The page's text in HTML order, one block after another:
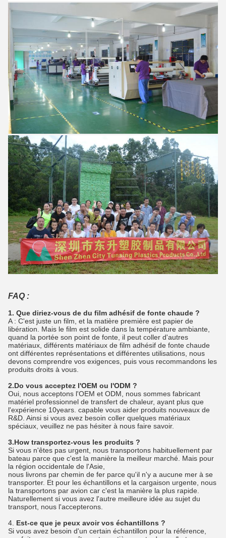
FAQ :
1. Que diriez-vous de du film adhésif de fonte chaude ?
A : C'est juste un film, et la matière première est papier de
libération. Mais le film est solide dans la température ambiante,
quand la portée son point de fonte, il peut coller d'autres
matériaux, différents matériaux de film adhésif de fonte chaude
ont différentes représentations et différentes utilisations, nous
devons comprendre vos exigences, puis vous recommandons les
produits droits à vous.
2.Do vous acceptez l'OEM ou l'ODM ?
Oui, nous acceptons l'OEM et ODM, nous sommes fabricant
matériel professionnel de transfert de chaleur, ayant plus que
l'expérience 10years. capable vous aider produits nouveaux de
R&D. Ainsi si vous avez besoin coller quelques matériaux
spéciaux, veuillez ne pas hésiter à nous faire savoir.
3.How transportez-vous les produits ?
Si vous n'êtes pas urgent, nous transportons habituellement par
bateau parce que c'est la manière la meilleur marché. Mais pour
la région occidentale de l'Asie,
nous livrons par chemin de fer parce qu'il n'y a aucune mer à se
transporter. Et pour les échantillons et la cargaison urgente, nous
la transportons par avion car c'est la manière la plus rapide.
Naturellement si vous avez l'autre meilleure idée au sujet du
transport, nous l'accepterons.
4. Est-ce que je peux avoir vos échantillons ?
Si vous avez besoin d'un certain échantillon pour la référence,